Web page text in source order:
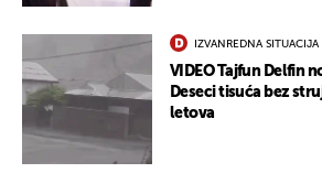
IZVANREDNA SITUACIJA
VIDEO Tajfun Delfin
Deseci tisuća bez
letova
UKLJUČITE